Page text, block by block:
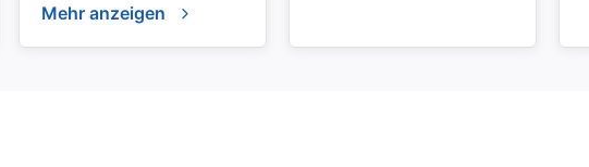
Mehr anzeigen